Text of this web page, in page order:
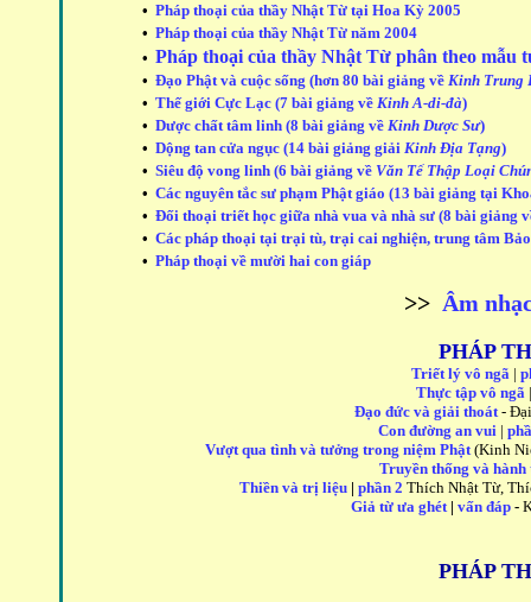
• Pháp thoại của thầy Nhật Từ tại Hoa Kỳ 2005
• Pháp thoại của thầy Nhật Từ năm 2004
• Pháp thoại của thầy Nhật Từ phân theo mẫu
• Đạo Phật và cuộc sống (hơn 80 bài giảng về Kinh Trung
• Thế giới Cực Lạc (7 bài giảng về Kinh A-di-đà)
• Dược chất tâm linh (8 bài giảng về Kinh Dược Sư)
• Dộng tan cửa ngục (14 bài giảng giải Kinh Địa Tạng)
• Siêu độ vong linh (6 bài giảng về Văn Tế Thập Loại
• Các nguyên tắc sư phạm Phật giáo (13 bài giảng tại
• Đối thoại triết học giữa nhà vua và nhà sư (8 bài giảng
• Các pháp thoại tại trại tù, trại cai nghiện, trung tâm
• Pháp thoại về mười hai con giáp
>> Âm
PHÁP
Triết lý vô ngã |
Thực tập vô ngã |
Đạo đức và giải thoát -
Con đường an vui |
Vượt qua tình và tưởng trong niệm Phật(Kinh
Truyền thống và
Thiền và trị liệu| phần 2 Thích Nhật Từ,
Giả từ ưa ghét| vấn đáp-
PHÁP